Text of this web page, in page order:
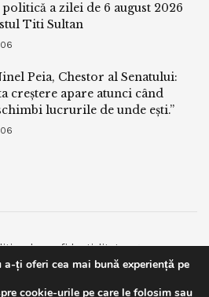
politică a zilei de 6 august 2026
Titi Sultan
Peia, Chestor al Senatului:
creștere apare atunci când
lucrurile de unde ești.”
de confidentialitate
Politics Newsbpnews.
ți oferi cea mai bună experiență pe
cookie-urile pe care le folosim sau